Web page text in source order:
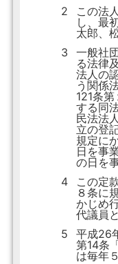
2
この法
し、最
太郎、
3
一般社
る法律
法人の
う関係
121条
する同
民法法
立の登
規定に
日を事
の日を
4
この定
８条に
かじめ
代議員
5
平成26
第14条
は毎年